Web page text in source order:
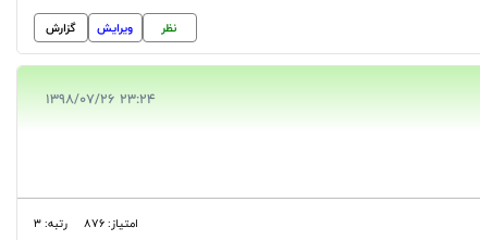
نظر
ویرایش گزارش
23:24 1398/07/26
امتیاز: 876
رتبه: 3